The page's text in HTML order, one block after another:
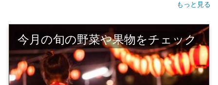
もっと見る
今月の旬の野菜や果物をチェック